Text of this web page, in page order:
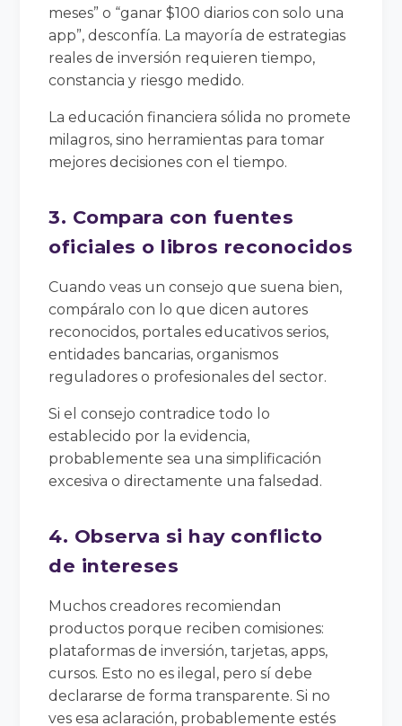
meses” o “ganar $100 diarios con solo una
app”, desconfía. La mayoría de estrategias
reales de inversión requieren tiempo,
constancia y riesgo medido.
La educación financiera sólida no promete
milagros, sino herramientas para tomar
mejores decisiones con el tiempo.
3. Compara con fuentes
oficiales o libros reconocidos
Cuando veas un consejo que suena bien,
compáralo con lo que dicen autores
reconocidos, portales educativos serios,
entidades bancarias, organismos
reguladores o profesionales del sector.
Si el consejo contradice todo lo
establecido por la evidencia,
probablemente sea una simplificación
excesiva o directamente una falsedad.
4. Observa si hay conflicto
de intereses
Muchos creadores recomiendan
productos porque reciben comisiones:
plataformas de inversión, tarjetas, apps,
cursos. Esto no es ilegal, pero sí debe
declararse de forma transparente. Si no
ves esa aclaración, probablemente estés